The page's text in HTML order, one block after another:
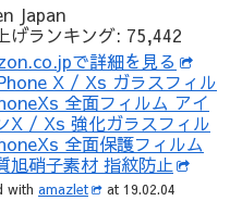
Japan
げランキング: 75,442
で詳細を見る
X / Xs ガラスフィル
全面フィルム アイ
X / Xs 強化ガラスフィル
全面保護フィルム
旭硝子素材 指紋防止
with amazlet at 19.02.04